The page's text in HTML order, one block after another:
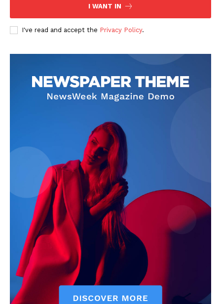
I WANT IN
I've read and accept the Privacy Policy.